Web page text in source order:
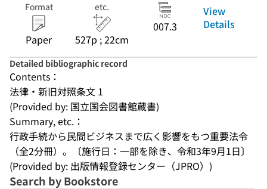
Format
Paper
etc.
527p ; 22cm
007.3
View
Details
Detailed bibliographic record
Contents：
法律・新旧対照条文 1
(Provided by: 国立国会図書館蔵書)
Summary, etc.：
行政手続から民間ビジネスまで広く影響をもつ重要法令
（全2分冊）。〔施行日：一部を除き、令和3年9月1日〕
(Provided by: 出版情報登録センター（JPRO）)
Search by Bookstore